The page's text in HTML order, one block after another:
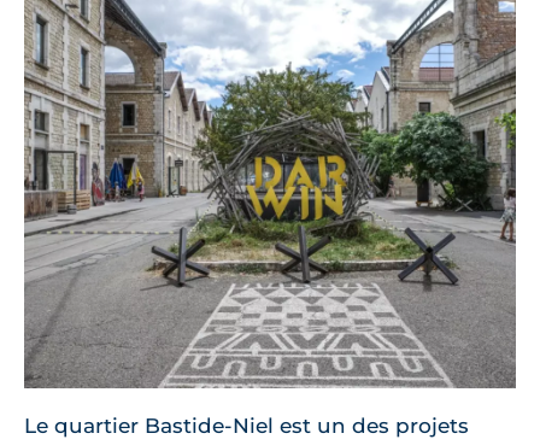
Le quartier Bastide-Niel est un des projets